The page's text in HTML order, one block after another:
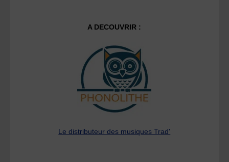
A DECOUVRIR :
Le distributeur des musiques Trad'